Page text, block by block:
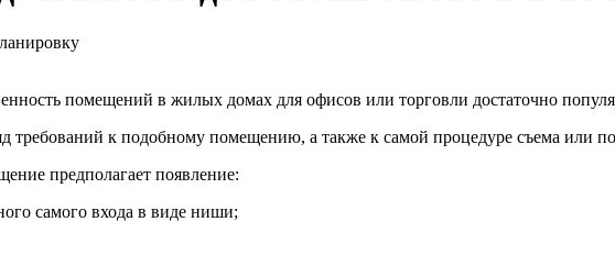
помещений в жилых домах для офисов или торговли достаточно
требований к подобному помещению, а также к самой процедуре съема или
предполагает появление:
самого входа в виде ниши;